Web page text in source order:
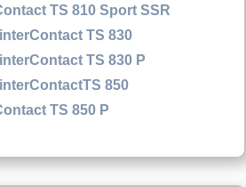
TS 810 Sport SSR
TS 830
TS 830 P
850
TS 850 P